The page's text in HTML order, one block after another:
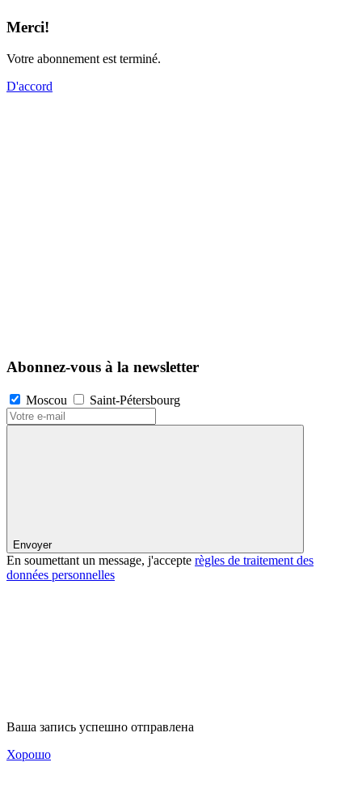
Merci!
Votre abonnement est terminé.
D'accord
Abonnez-vous à la newsletter
Moscou Saint-Pétersbourg
Envoyer
En soumettant un message, j'accepte règles de traitement des
données personnelles
Ваша запись успешно отправлена
Хорошо